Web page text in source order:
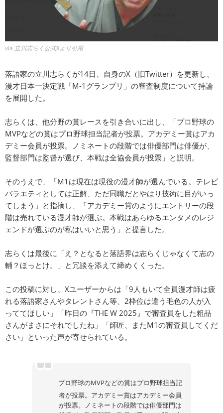
via 立川志らく公式Xより引用
落語家の立川志らくが14日、自身のX（旧Twitter）を更新し、
漫才日本一決定戦「M-1グランプリ」の審査制度について持論
を展開した。
志らくは、他分野の賞レースを引き合いに出し、「プロ野球の
MVPなどの賞はプロ野球担当記者が投票。アカデミー賞はアカ
デミー会員が投票。ノミネートの段階では俳優部門は俳優が、
監督部門は監督が選び、本戦は全協会員が投票」と説明。
そのうえで、「M1は現在は現役の漫才師が選んでいる。テレビ
バラエティとしては正解、ただ同職だとやはり技術に目がいっ
てしまう」と指摘し、「アカデミー賞のようにエントリーの段
階は売れている漫才師が選ぶ。本戦はあらゆるエンタメのレジ
ェンドが選ぶのが私はいいと思う」と提言した。
志らくは最後に「え？となると落語界は志らくじゃなくて志の
輔？ほっとけ。」と冗談を添えて締めくくった。
この投稿に対し、Xユーザーからは「9人もいて全員漫才師は疲
れる落語家さんやタレントさん等、2枠位は違う毛色の人が入
っててほしい」「昨日の『THE W 2025』で審査員をした粗品
さんがまさにそれでしたね」「師匠、またM1の審査員してくだ
さい」といった声が寄せられている。
プロ野球のMVPなどの賞はプロ野球担当記
者が投票。アカデミー賞はアカデミー会員
が投票。ノミネートの段階では俳優部門は